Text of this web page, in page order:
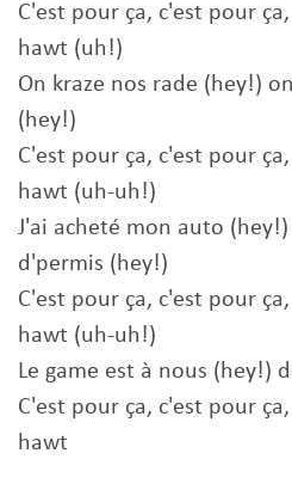
C'est pour ça, c'est pour
hawt (uh!)
On kraze nos rade (hey!)
(hey!)
C'est pour ça, c'est pour
hawt (uh-uh!)
J'ai acheté mon auto
d'permis (hey!)
C'est pour ça, c'est pour
hawt (uh-uh!)
Le game est à nous (hey!)
C'est pour ça, c'est pour
hawt